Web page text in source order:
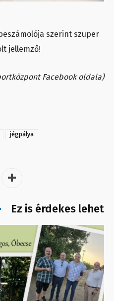
szerint szuper
jellemző!
Facebook oldala)
jégpálya
Ez is érdekes lehet